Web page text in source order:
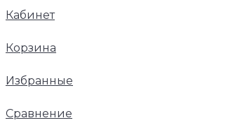
Кабинет
Корзина
Избранные
Сравнение